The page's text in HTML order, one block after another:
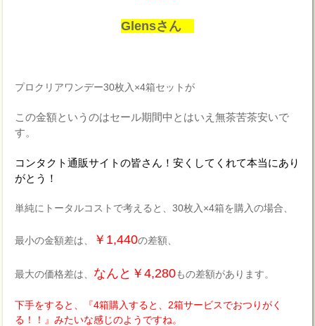
Glensさん
プロクリアワンデー30枚入×4箱セットが
この金額というのはセール期間中とはいえ無茶苦茶安いで
す。
コンタクト通販サイトの皆さん！安くしてくれて本当にあり
がとう！
単純にトータルコストで考えると、30枚入×4箱を購入の場合、
最小の金額差は、 ￥1,440の差額、
最大の価格差は、 なんと￥4,280もの差額があります。
下手をすると、『4箱購入すると、2箱サービスでおつりがく
る！！』みたいな感じのようですね。